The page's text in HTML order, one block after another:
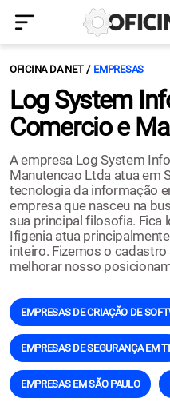
OFICINA DA NET EMPRESAS
Log System
Comercio e
A empresa Log System
Manutencao Ltda atua em
tecnologia da informação
empresa que nasceu na
sua principal filosofia. Fica
Ifigenia atua
inteiro. Fizemos o
melhorar nosso
EMPRESAS DE CRIAÇÃO DE
EMPRESAS DE SEGURANÇA EM TI
EMPRESAS EM SÃO PAULO